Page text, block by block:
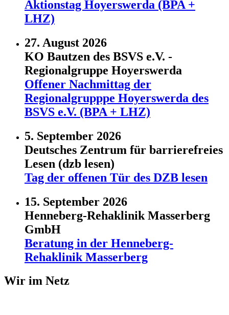
Aktionstag Hoyerswerda (BPA +
LHZ)
27. August 2026
KO Bautzen des BSVS e.V. -
Regionalgruppe Hoyerswerda
Offener Nachmittag der
Regionalgrupppe Hoyerswerda des
BSVS e.V. (BPA + LHZ)
5. September 2026
Deutsches Zentrum für barrierefreies
Lesen (dzb lesen)
Tag der offenen Tür des DZB lesen
15. September 2026
Henneberg-Rehaklinik Masserberg
GmbH
Beratung in der Henneberg-
Rehaklinik Masserberg
Wir im Netz